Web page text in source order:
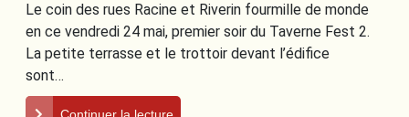
Le coin des rues Racine et Riverin fourmille de monde
en ce vendredi 24 mai, premier soir du Taverne Fest 2.
La petite terrasse et le trottoir devant l’édifice
sont…